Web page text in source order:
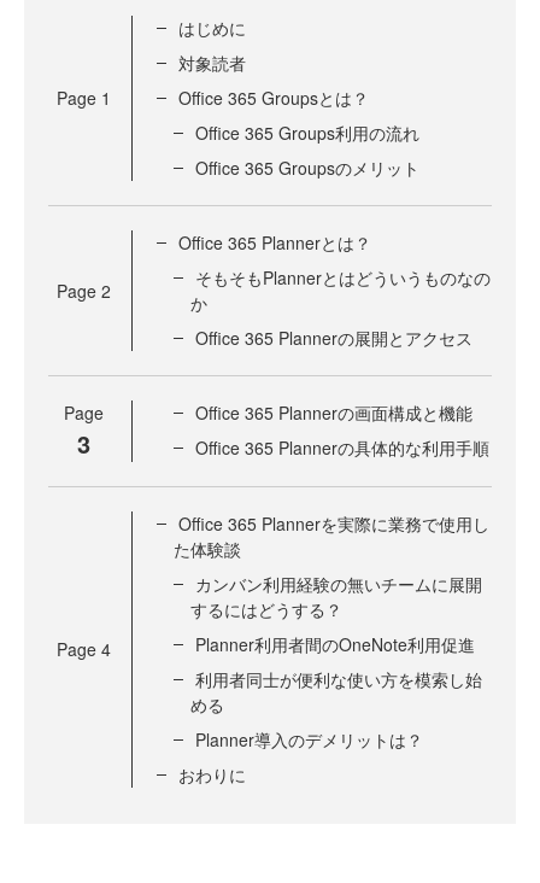
Page 1
はじめに
対象読者
Office 365 Groupsとは？
Office 365 Groups利用の流れ
Office 365 Groupsのメリット
Page 2
Office 365 Plannerとは？
そもそもPlannerとはどういうものなの
か
Office 365 Plannerの展開とアクセス
Page
3
Office 365 Plannerの画面構成と機能
Office 365 Plannerの具体的な利用手順
Page 4
Office 365 Plannerを実際に業務で使用し
た体験談
カンバン利用経験の無いチームに展開
するにはどうする？
Planner利用者間のOneNote利用促進
利用者同士が便利な使い方を模索し始
める
Planner導入のデメリットは？
おわりに